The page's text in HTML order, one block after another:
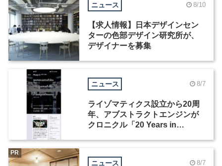
ニュース 8/10
【求人情報】日本デザインセン
ターの色部デザイン研究所が、
デザイナーを募集
ニュース 8/7
ライゾマティクス設立から20周
年、アブストラクトエンジンが
クロニクル「20 Years in
ニュース 8/7
PR